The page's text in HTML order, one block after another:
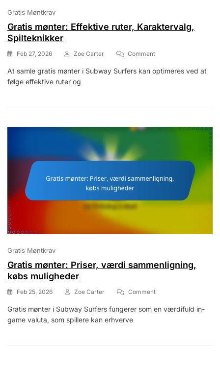
Gratis Møntkrav
Gratis mønter: Effektive ruter, Karaktervalg,
Spilteknikker
Feb 27, 2026 Zoe Carter CommentOn
Mønter:
Spilteknikker
At samle gratis mønter i Subway Surfers kan optimeres ved at
følge effektive ruter og
Gratis Møntkrav
Gratis mønter: Priser, værdi sammenligning,
købs muligheder
Feb 25, 2026 Zoe Carter CommentOn
Mønter:
Købs
Gratis mønter i Subway Surfers fungerer som en værdifuld in-
game valuta, som spillere kan erhverve